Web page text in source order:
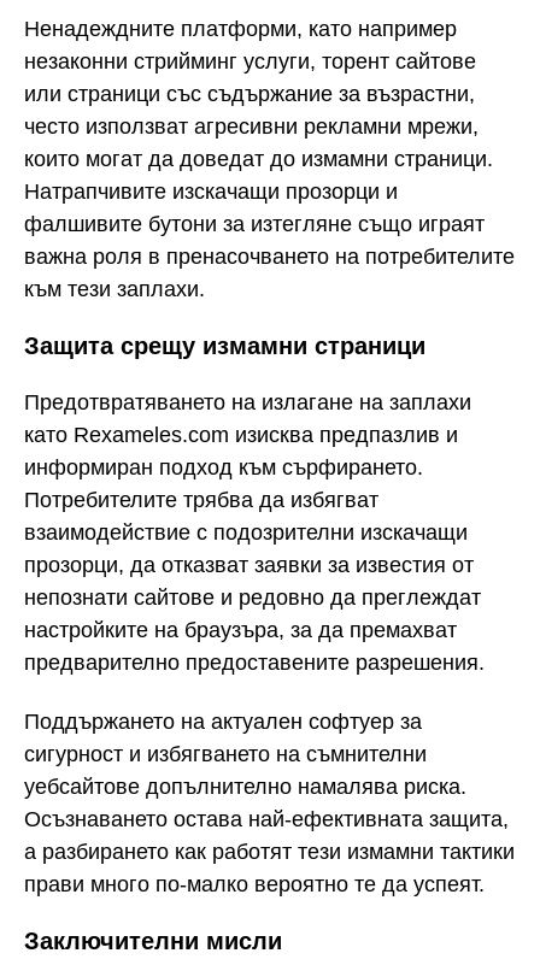
Ненадеждните платформи, като например
незаконни стрийминг услуги, торент сайтове
или страници със съдържание за възрастни,
често използват агресивни рекламни мрежи,
които могат да доведат до измамни страници.
Натрапчивите изскачащи прозорци и
фалшивите бутони за изтегляне също играят
важна роля в пренасочването на потребителите
към тези заплахи.
Защита срещу измамни страници
Предотвратяването на излагане на заплахи
като Rexameles.com изисква предпазлив и
информиран подход към сърфирането.
Потребителите трябва да избягват
взаимодействие с подозрителни изскачащи
прозорци, да отказват заявки за известия от
непознати сайтове и редовно да преглеждат
настройките на браузъра, за да премахват
предварително предоставените разрешения.
Поддържането на актуален софтуер за
сигурност и избягването на съмнителни
уебсайтове допълнително намалява риска.
Осъзнаването остава най-ефективната защита,
а разбирането как работят тези измамни тактики
прави много по-малко вероятно те да успеят.
Заключителни мисли